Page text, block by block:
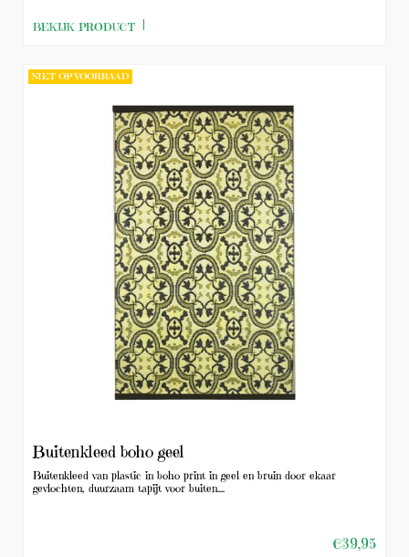
BEKIJK PRODUCT
NIET OP VOORRAAD
Buitenkleed boho geel
Buitenkleed van plastic in boho print in geel en bruin door ekaar
gevlochten, duurzaam tapijt voor buiten....
€39,95